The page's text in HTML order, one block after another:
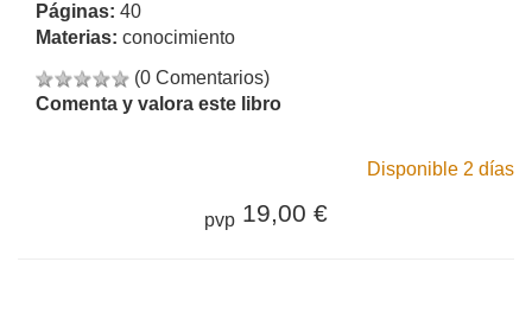
Páginas: 40
Materias: conocimiento
(0 Comentarios)
Comenta y valora este libro
Disponible 2 días
pvp 19,00 €